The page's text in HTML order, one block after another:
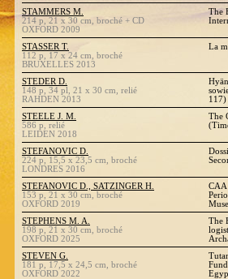
STAMMERS M.
214 p, 21 x 30 cm, broché + CD
OXFORD 2009
The
STASSER T.
112 p, 17 x 24 cm, broché
BRUXELLES 2013
La
STEDER D.
148 p, 34 pl, 21 x 30 cm, relié
RAHDEN 2013
117)
STEELE J. M.
586 p, relié
LEIDEN 2018
The
STEFANOVIC D.
224 p, 15,5 x 23,5 cm, broché
LONDRES 2016
STEFANOVIC D., SATZINGER H.
153 p, 21 x 30 cm, broché
OXFORD 2019
CAA
STEPHENS M. A.
198 p, 21 x 30 cm, broché
OXFORD 2025
The
STEVEN G.
181 p, 17,5 x 24,5 cm, broché
OXFORD 2022